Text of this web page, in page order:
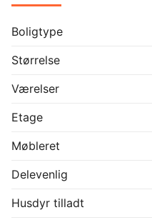
Boligtype
Størrelse
Værelser
Etage
Møbleret
Delevenlig
Husdyr tilladt